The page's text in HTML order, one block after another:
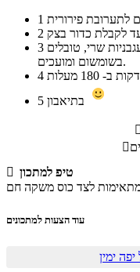
1
2
3
בשומשום ומועכים.
4
5


 טיפ למתכון
עוד הצעות למתכונים
ימין